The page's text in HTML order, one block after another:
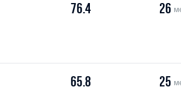
76.4 26
65.8 25